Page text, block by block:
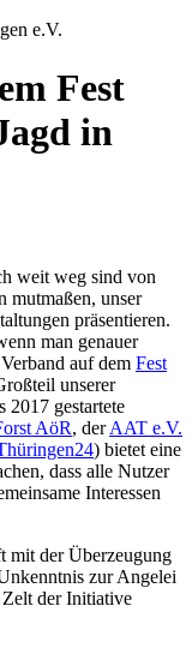
e.V.
Fest
in
weit weg sind von
mutmaßen, unser
präsentieren.
man genauer
auf dem Fest
unserer
2017 gestartete
AöR, derAAT e.V.
) bietet eine
dass alle Nutzer
Interessen
mit der Überzeugung
zur Angelei
der Initiative